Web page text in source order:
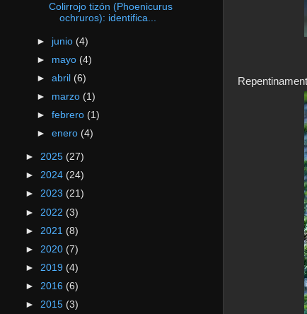
Colirrojo tizón (Phoenicurus
ochruros): identifica...
► junio (4)
► mayo (4)
►abril (6)
► marzo (1)
►febrero (1)
►enero (4)
► 2025 (27)
► 2024 (24)
► 2023 (21)
► 2022 (3)
► 2021 (8)
► 2020 (7)
► 2019 (4)
► 2016 (6)
► 2015 (3)